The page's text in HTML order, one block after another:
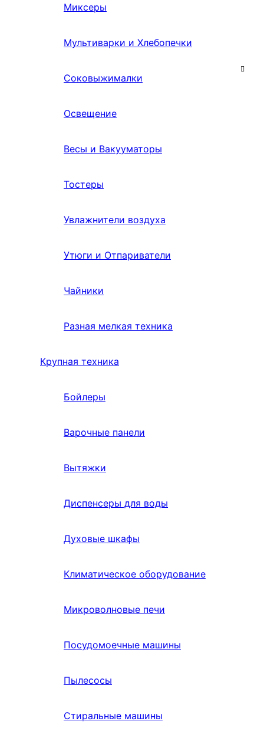
Миксеры
Мультиварки и Хлебопечки
Соковыжималки
Освещение
Весы и Вакууматоры
Тостеры
Увлажнители воздуха
Утюги и Отпариватели
Чайники
Разная мелкая техника
Крупная техника
Бойлеры
Варочные панели
Вытяжки
Диспенсеры для воды
Духовые шкафы
Климатическое оборудование
Микроволновые печи
Посудомоечные машины
Пылесосы
Стиральные машины